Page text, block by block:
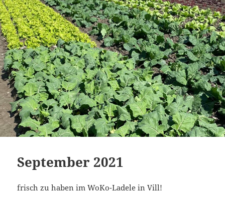
September 2021
frisch zu haben im WoKo-Ladele in Vill!